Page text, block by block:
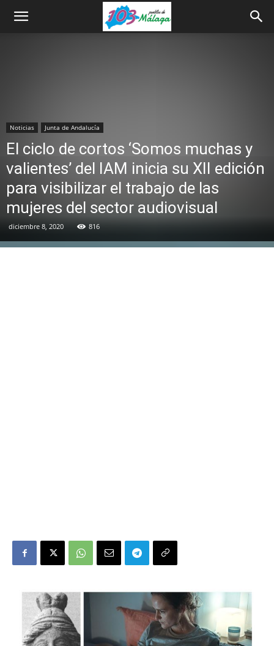
Noticias Junta de Andalucía
El ciclo de cortos ‘Somos muchas y
valientes’ del IAM inicia su XII edición
para visibilizar el trabajo de las
mujeres del sector audiovisual
diciembre 8, 2020 816